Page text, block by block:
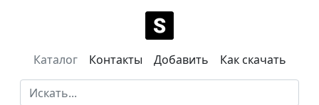
Каталог Контакты Добавить Как скачать